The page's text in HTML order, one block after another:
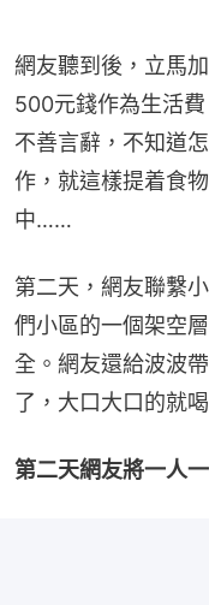
網友聽到後，立馬
500元錢作為生活
不善言辭，不知道
作，就這樣提着食
中……
第二天，網友聯繫
們小區的一個架空
全。網友還給波波
了，大口大口的就
第二天網友將一人